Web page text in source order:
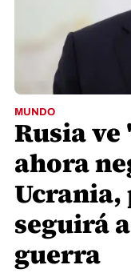
MUNDO
Rusia
ahora
Ucrania,
seguirá
guerra